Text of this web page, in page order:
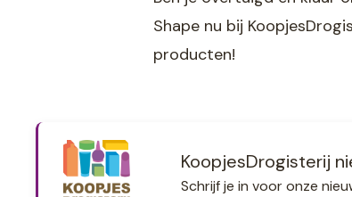
Shape nu bij
producten!
KoopjesDrogisterij
Schrijf je in voor onze